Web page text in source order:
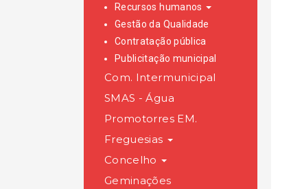
Recursos humanos
Gestão da Qualidade
Contratação pública
Publicitação municipal
Com. Intermunicipal
SMAS - Água
Promotorres EM.
Freguesias
Concelho
Geminações